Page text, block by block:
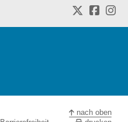
nach oben